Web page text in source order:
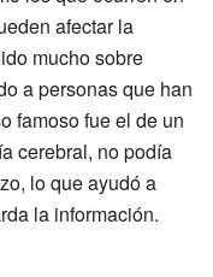
afectar la
mucho sobre
a personas que han
famoso fue el de un
cerebral, no podía
lo que ayudó a
la información.